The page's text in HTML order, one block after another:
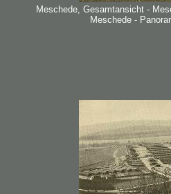
Meschede, Gesamtansicht -
Meschede -